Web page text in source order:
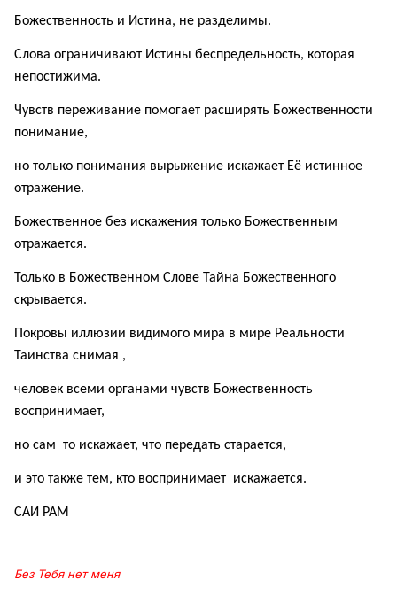
Божественность и Истина, не разделимы.
Слова ограничивают Истины беспредельность, которая
непостижима.
Чувств переживание помогает расширять Божественности
понимание,
но только понимания вырыжение искажает Её истинное
отражение.
Божественное без искажения только Божественным
отражается.
Только в Божественном Слове Тайна Божественного
скрывается.
Покровы иллюзии видимого мира в мире Реальности
Таинства снимая ,
человек всеми органами чувств Божественность
воспринимает,
но сам то искажает, что передать старается,
и это также тем, кто воспринимает искажается.
САИ РАМ
Без Тебя нет меня